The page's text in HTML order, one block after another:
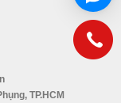
TP.HCM